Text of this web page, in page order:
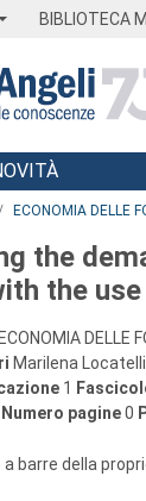
BIBLIOTECA
ECONOMIA DELLE
the
the
ECONOMIA DELLE
Marilena
1
Numero pagine0
a barre della